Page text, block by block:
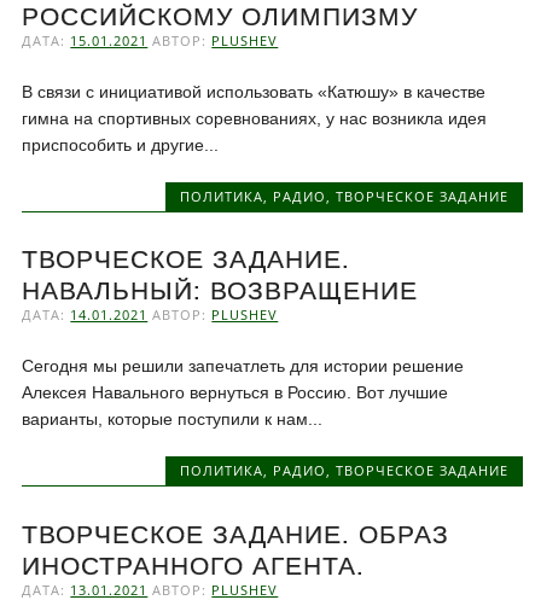
РОССИЙСКОМУ ОЛИМПИЗМУ
ДАТА: 15.01.2021 АВТОР: PLUSHEV
В связи с инициативой использовать «Катюшу» в качестве
гимна на спортивных соревнованиях, у нас возникла идея
приспособить и другие...
ПОЛИТИКА РАДИО ТВОРЧЕСКОЕ ЗАДАНИЕ
ТВОРЧЕСКОЕ ЗАДАНИЕ.
НАВАЛЬНЫЙ: ВОЗВРАЩЕНИЕ
ДАТА: 14.01.2021 АВТОР: PLUSHEV
Сегодня мы решили запечатлеть для истории решение
Алексея Навального вернуться в Россию. Вот лучшие
варианты, которые поступили к нам...
ПОЛИТИКА, РАДИО, ТВОРЧЕСКОЕ ЗАДАНИЕ
ТВОРЧЕСКОЕ ЗАДАНИЕ. ОБРАЗ
ИНОСТРАННОГО АГЕНТА.
ДАТА: 13.01.2021 АВТОР: PLUSHEV